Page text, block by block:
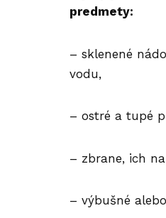
predmety:
– sklenené
vodu,
– ostré a tupé
– zbrane, ich
– výbušné